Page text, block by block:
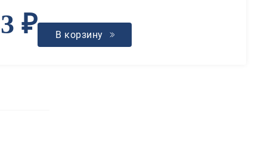
₽ В корзину